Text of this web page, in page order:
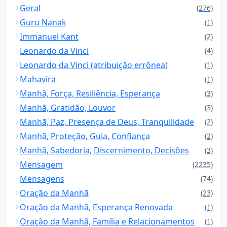
Geral (276)
Guru Nanak (1)
Immanuel Kant (2)
Leonardo da Vinci (4)
Leonardo da Vinci (atribuição errônea) (1)
Mahavira (1)
Manhã, Força, Resiliência, Esperança (3)
Manhã, Gratidão, Louvor (3)
Manhã, Paz, Presença de Deus, Tranquilidade (2)
Manhã, Proteção, Guia, Confiança (2)
Manhã, Sabedoria, Discernimento, Decisões (3)
Mensagem (2235)
Mensagens (74)
Oração da Manhã (23)
Oração da Manhã, Esperança Renovada (1)
Oração da Manhã, Família e Relacionamentos (1)